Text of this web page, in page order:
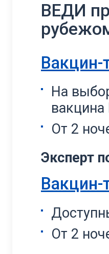
ВЕДИ
На
вакцина
От 2
Эксперт
От 2